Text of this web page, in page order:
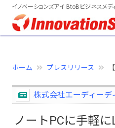
イノベーションズアイ BtoBビジネスメデ
ホーム プレスリリース
株式会社エーディーデ
ノートPCに手軽